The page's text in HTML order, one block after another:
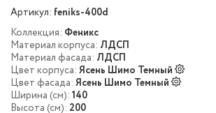
Артикул: feniks-400d
Коллекция: Феникс
Материал корпуса: ЛДСП
Материал фасада: ЛДСП
Цвет корпуса: Ясень Шимо Темный
Цвет фасада: Ясень Шимо Темный
Ширина (см): 140
Высота (см): 200